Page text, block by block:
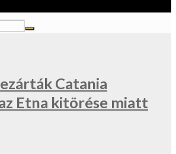
Catania
Etna kitörése miatt